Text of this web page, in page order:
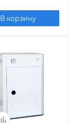
В корзину